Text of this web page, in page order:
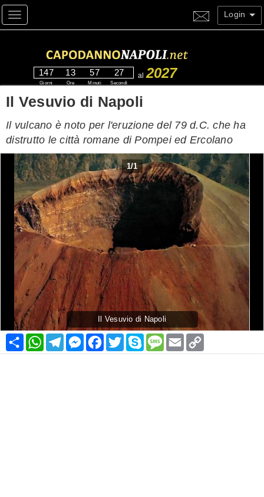
Toggle navigation Login
147
Giorni
13
Ore
57
Minuti
26
Secondi
al 2027
Il Vesuvio di Napoli
Il vulcano è noto per l'eruzione del 79 d.C. che ha
distrutto le città romane di Pompei ed Ercolano
1/1
Il Vesuvio di Napoli
Condividi
WhatsApp
Telegram
Messenger
Facebook
TwitterSkypeMessage
Email